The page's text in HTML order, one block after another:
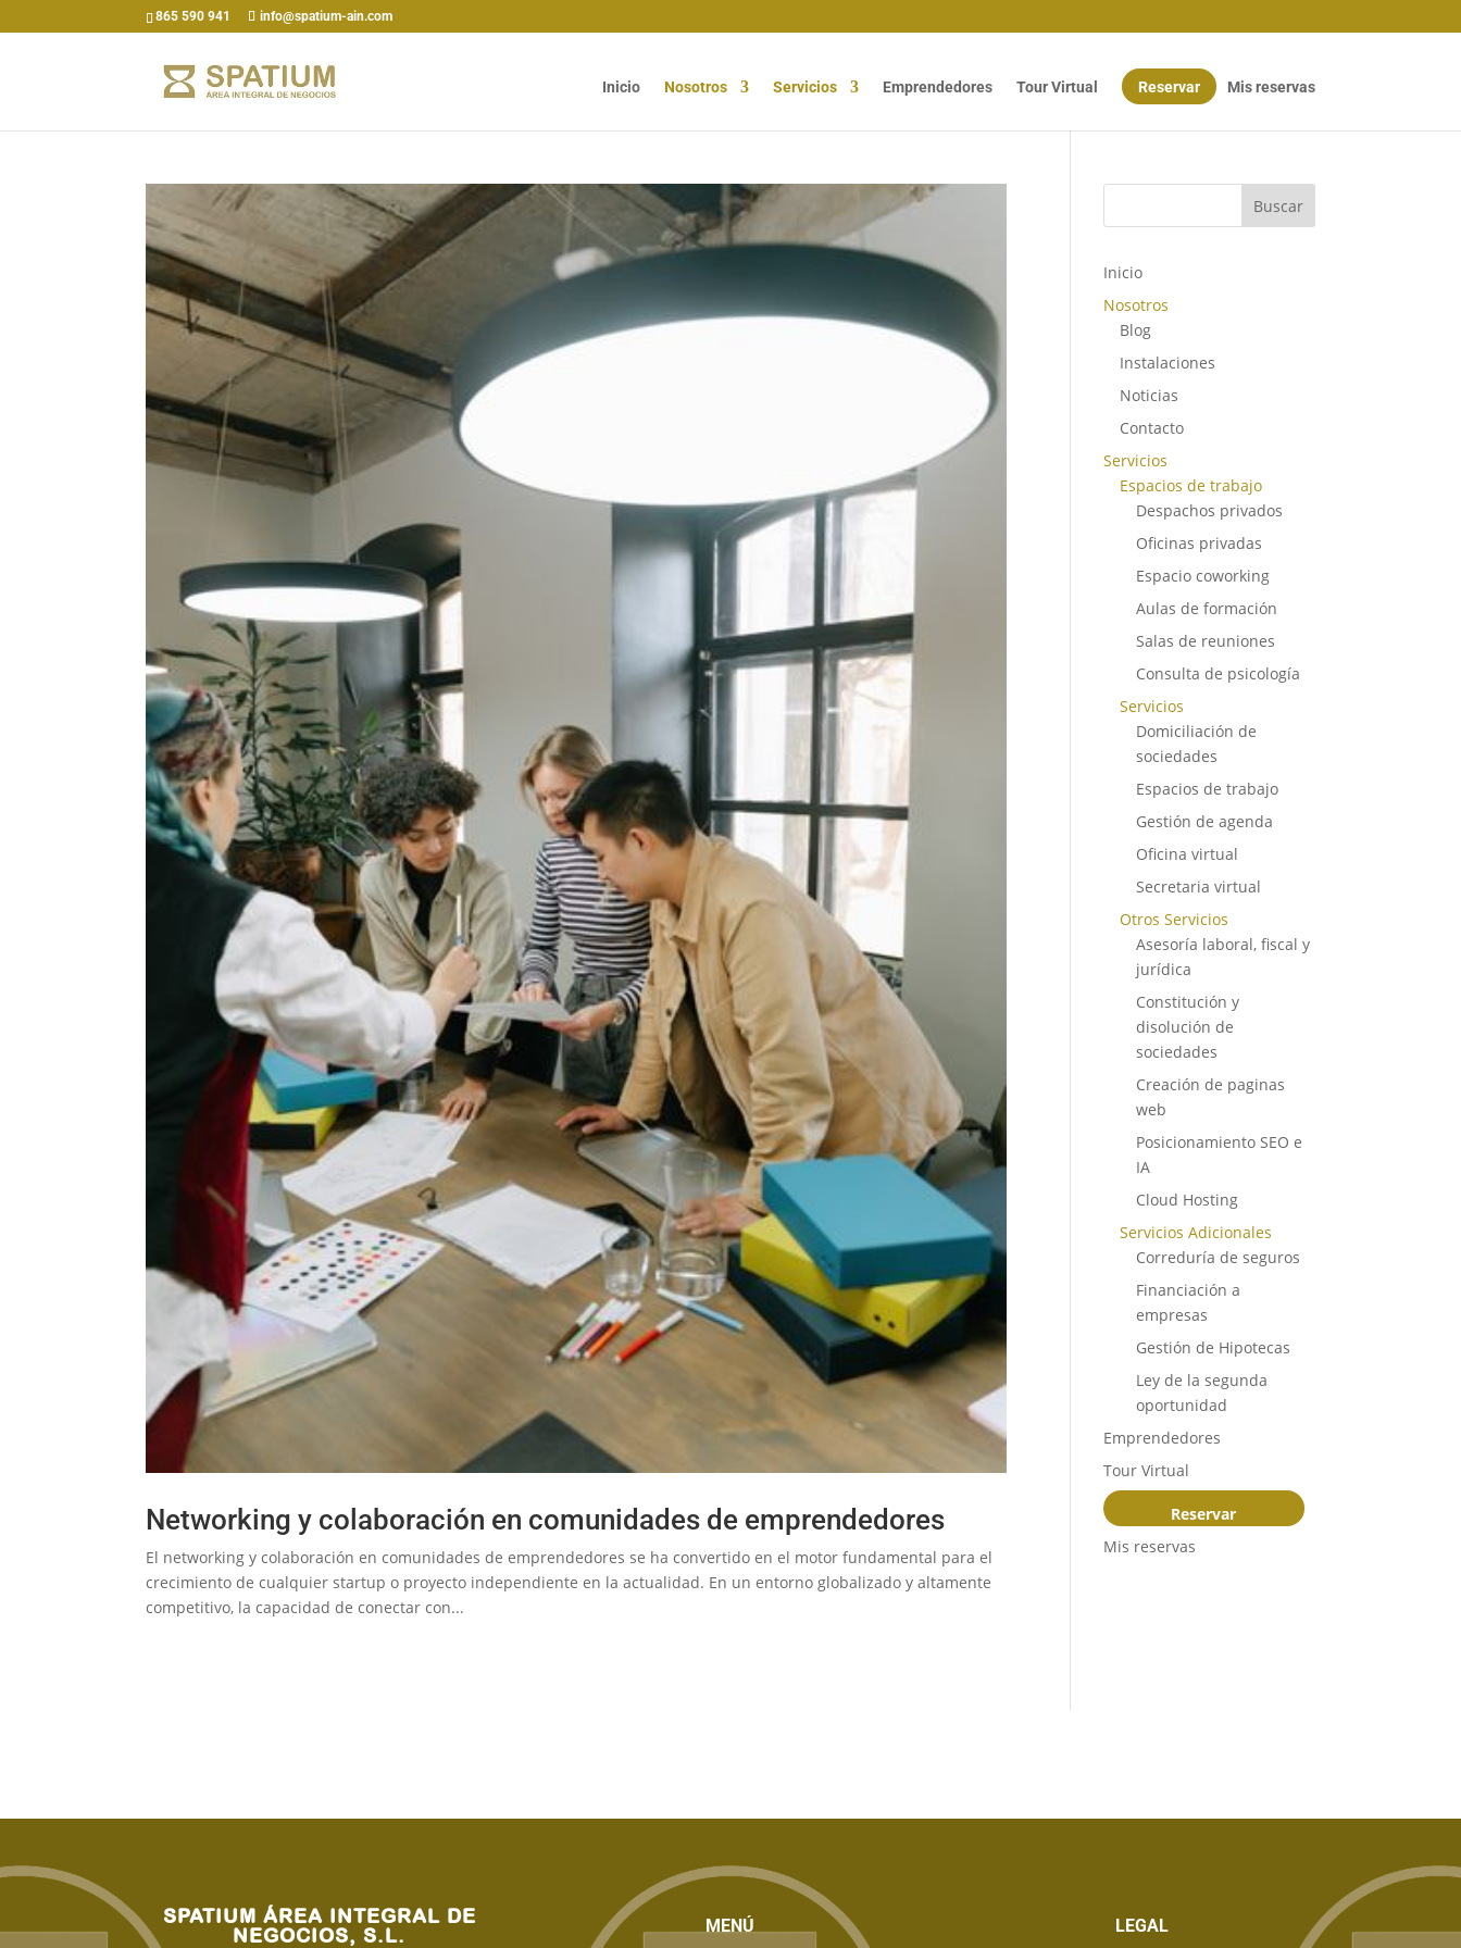
865 590 941 info@spatium-ain.com
Inicio Nosotros Servicios Emprendedores Tour Virtual Reservar Mis reservas
Networking y colaboración en comunidades de emprendedores
El networking y colaboración en comunidades de emprendedores se ha convertido en el motor fundamental para el
crecimiento de cualquier startup o proyecto independiente en la actualidad. En un entorno globalizado y altamente
competitivo, la capacidad de conectar con...
Buscar
Inicio
Nosotros
Blog
Instalaciones
Noticias
Contacto
Servicios
Espacios de trabajo
Despachos privados
Oficinas privadas
Espacio coworking
Aulas de formación
Salas de reuniones
Consulta de psicología
Servicios
Domiciliación de
sociedades
Espacios de trabajo
Gestión de agenda
Oficina virtual
Secretaria virtual
Otros Servicios
Asesoría laboral, fiscal y
jurídica
Constitución y
disolución de
sociedades
Creación de paginas
web
Posicionamiento SEO e
IA
Cloud Hosting
Servicios Adicionales
Correduría de seguros
Financiación a
empresas
Gestión de Hipotecas
Ley de la segunda
oportunidad
Emprendedores
Tour Virtual
Reservar
Mis reservas
SPATIUM ÁREA INTEGRAL DE
NEGOCIOS, S.L.
MENÚ
LEGAL